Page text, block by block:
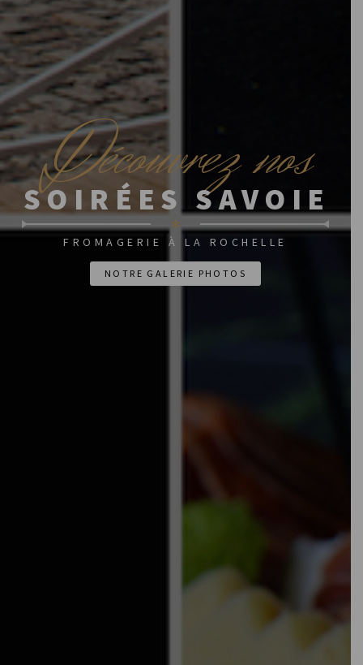
Découvrez nos
SOIRÉES SAVOIE
✻
FROMAGERIE À LA ROCHELLE
NOTRE GALERIE PHOTOS